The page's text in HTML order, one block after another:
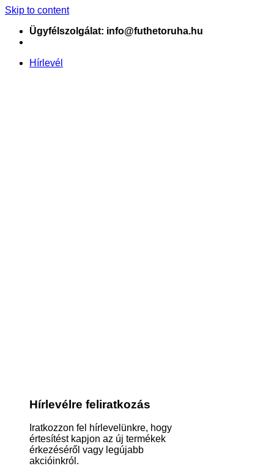
Skip to content
Ügyfélszolgálat: info@futhetoruha.hu
Hírlevél
Hírlevélre feliratkozás
Iratkozzon fel hírlevelünkre, hogy
értesítést kapjon az új termékek
érkezéséről vagy legújabb
akcióinkról.